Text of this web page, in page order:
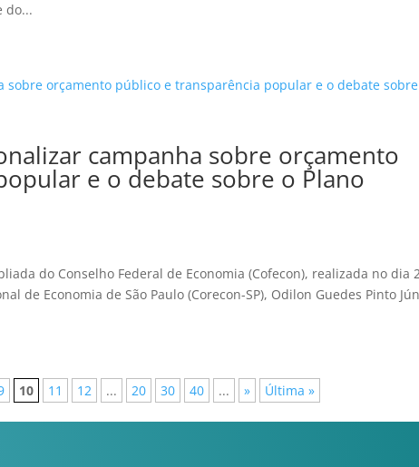
do...
campanha sobre orçamento
e o debate sobre o Plano
do Conselho Federal de Economia (Cofecon), realizada no dia
de Economia de São Paulo (Corecon-SP), Odilon Guedes Pinto
10 11 12 ... 20 30 40 ... » Última »